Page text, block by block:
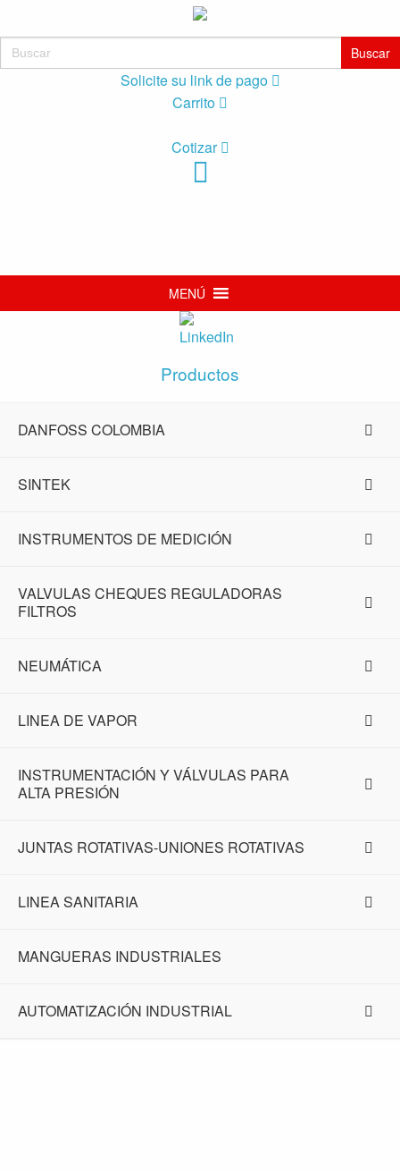
Buscar:
Solicite su link de pago
Carrito
Cotizar
MENÚ
Productos
DANFOSS COLOMBIA
SINTEK
INSTRUMENTOS DE MEDICIÓN
VALVULAS CHEQUES REGULADORAS
FILTROS
NEUMÁTICA
LINEA DE VAPOR
INSTRUMENTACIÓN Y VÁLVULAS PARA
ALTA PRESIÓN
JUNTAS ROTATIVAS-UNIONES ROTATIVAS
LINEA SANITARIA
MANGUERAS INDUSTRIALES
AUTOMATIZACIÓN INDUSTRIAL